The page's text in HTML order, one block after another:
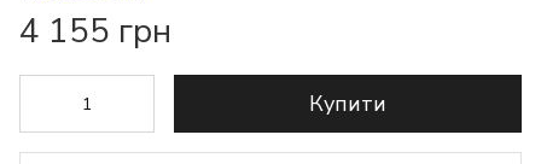
4 155 грн
Купити